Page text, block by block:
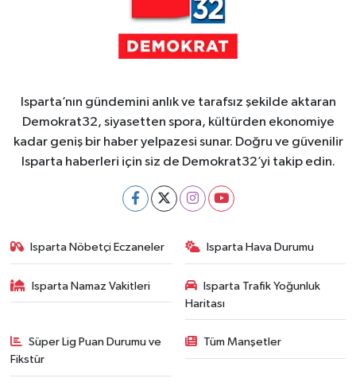
Isparta’nın gündemini anlık ve tarafsız şekilde aktaran
Demokrat32, siyasetten spora, kültürden ekonomiye
kadar geniş bir haber yelpazesi sunar. Doğru ve güvenilir
Isparta haberleri için siz de Demokrat32’yi takip edin.
Isparta Nöbetçi Eczaneler Isparta Hava Durumu
Isparta Namaz Vakitleri
Isparta Trafik Yoğunluk
Haritası
Süper Lig Puan Durumu ve
Fikstür
Tüm Manşetler